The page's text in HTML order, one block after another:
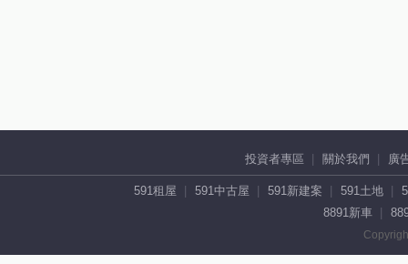
投資者專區 關於我們 廣
591租屋 591中古屋 591新建案 591土地
8891新車